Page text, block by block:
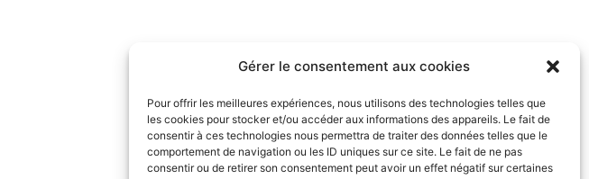
Gérer le consentement aux cookies
Pour offrir les meilleures expériences, nous utilisons des technologies telles que
les cookies pour stocker et/ou accéder aux informations des appareils. Le fait de
consentir à ces technologies nous permettra de traiter des données telles que le
comportement de navigation ou les ID uniques sur ce site. Le fait de ne pas
consentir ou de retirer son consentement peut avoir un effet négatif sur certaines